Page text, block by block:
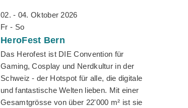
02. - 04. Oktober 2026
Fr - So
HeroFest Bern
Das Herofest ist DIE Convention für
Gaming, Cosplay und Nerdkultur in der
Schweiz - der Hotspot für alle, die digitale
und fantastische Welten lieben. Mit einer
Gesamtgrösse von über 22'000 m² ist sie